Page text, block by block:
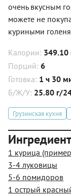
очень вкусным
можете не
куриными
Калории: 349.10
Порций: 6
Готовка: 1 ч 30
Б/Ж/У: 25.80 г/
Грузинская кухня
1 курица
3-4 луковицы
5-6 помидоров
1 острый